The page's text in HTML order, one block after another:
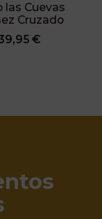
las Cuevas
Cruzado
€